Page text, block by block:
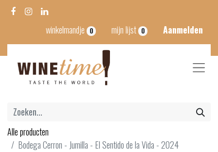
winkelmandje 0 mijn lijst 0 Aanmelden
Alle producten
Bodega Cerron - Jumilla - El Sentido de la Vida - 2024